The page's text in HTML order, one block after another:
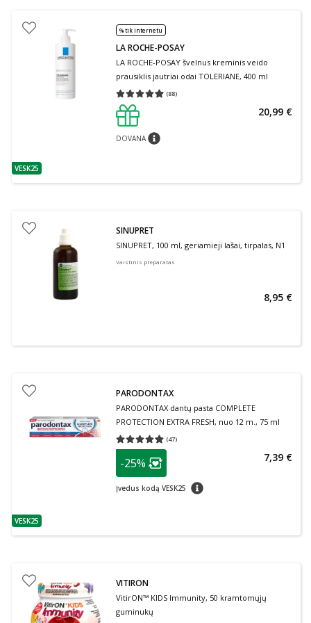
patarimas
VESK25
% tik internetu
LA ROCHE-POSAY
LA ROCHE-POSAY švelnus kreminis veido
prausiklis jautriai odai TOLERIANE, 400 ml
(88)
Vidutinis įvertinimas 4.91
DOVANApatarimas
20,99 €
SINUPRET
SINUPRET, 100 ml, geriamieji lašai, tirpalas, N1
Vaistinis preparatas
8,95 €
patarimas
VESK25
PARODONTAX
PARODONTAX dantų pasta COMPLETE
PROTECTION EXTRA FRESH, nuo 12 m., 75 ml
(47)
Vidutinis įvertinimas 4.79
patarimas
Lojalumo klubo narių nuolaida
-25%
Įvedus kodą VESK25 patarimas
7,39 €
VITIRON
VitirON™ KIDS Immunity, 50 kramtomųjų
guminukų